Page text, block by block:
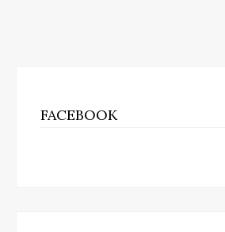
FACEBOOK